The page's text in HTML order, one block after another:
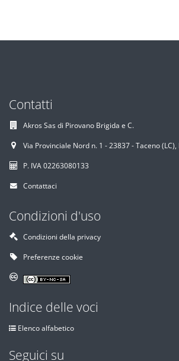
Contatti
Akros Sas di Pirovano Brigida e C.
Via Provinciale Nord n. 1 - 23837 - Taceno (LC),
P. IVA 02263080133
Contattaci
Condizioni d'uso
Condizioni della privacy
Preferenze cookie
Indice delle voci
Elenco alfabetico
Seguici su